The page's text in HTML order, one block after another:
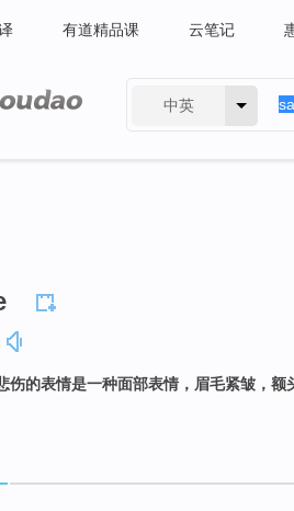
有道精品课 云笔记
中英
伤的表情是一种面部表情，眉毛紧皱，